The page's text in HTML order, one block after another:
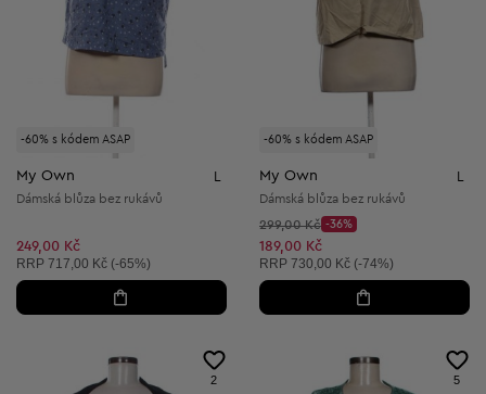
-60% s kódem ASAP
My Own L
Dámská blůza bez rukávů
249,00 Kč
Doporučená cena:
RRP 717,00 Kč (-65%)
-60% s kódem ASAP
My Own L
Dámská blůza bez rukávů
Původní cena:
299,00 Kč
Discount Price:
-36%
Snížená cena:
189,00 Kč
Doporučená cena:
RRP 730,00 Kč (-74%)
2 5